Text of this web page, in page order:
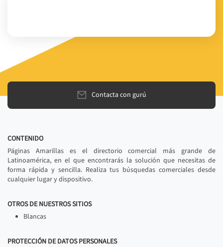
Contacta con gurú
CONTENIDO
Páginas Amarillas es el directorio comercial más grande de
Latinoamérica, en el que encontrarás la solución que necesitas de
forma rápida y sencilla. Realiza tus búsquedas comerciales desde
cualquier lugar y dispositivo.
OTROS DE NUESTROS SITIOS
Blancas
PROTECCIÓN DE DATOS PERSONALES